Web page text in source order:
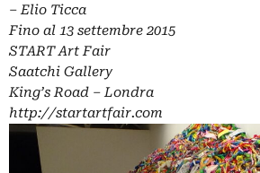
–Elio Ticca
Fino al 13 settembre 2015
START Art Fair
Saatchi Gallery
King’s Road – Londra
http://startartfair.com